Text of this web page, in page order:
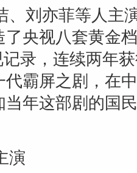
、刘亦菲等人主
了央视八套黄金
录，连续两年
代霸屏之剧，在
当年这部剧的国
演